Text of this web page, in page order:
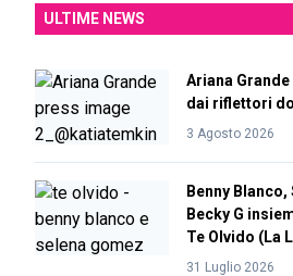
ULTIME NEWS
Ariana
dai riflettori
3 Agosto 2026
Benny
Becky G
Te Olvido (La
31 Luglio 2026